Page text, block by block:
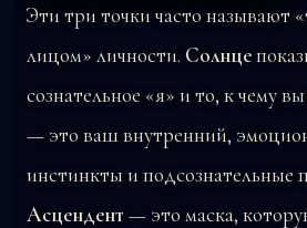
Эти три точки часто называют
лицом» личности. Солнце
сознательное «я» и то, к чему
— это ваш внутренний,
инстинкты и подсознательные
Асцендент — это маска,